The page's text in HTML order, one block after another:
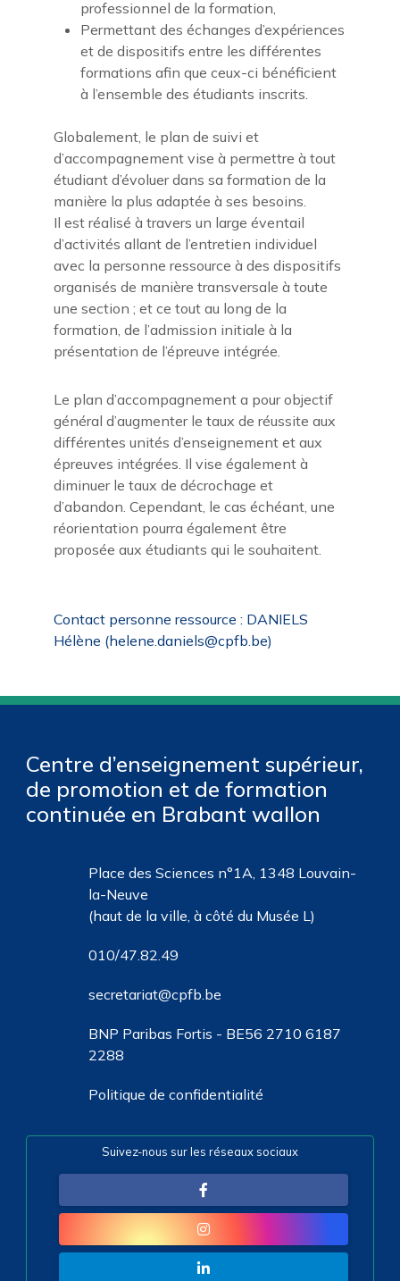
professionnel de la formation,
Permettant des échanges d’expériences
et de dispositifs entre les différentes
formations afin que ceux-ci bénéficient
à l’ensemble des étudiants inscrits.
Globalement, le plan de suivi et
d’accompagnement vise à permettre à tout
étudiant d’évoluer dans sa formation de la
manière la plus adaptée à ses besoins.
Il est réalisé à travers un large éventail
d’activités allant de l’entretien individuel
avec la personne ressource à des dispositifs
organisés de manière transversale à toute
une section ; et ce tout au long de la
formation, de l’admission initiale à la
présentation de l’épreuve intégrée.
Le plan d’accompagnement a pour objectif
général d’augmenter le taux de réussite aux
différentes unités d’enseignement et aux
épreuves intégrées. Il vise également à
diminuer le taux de décrochage et
d’abandon. Cependant, le cas échéant, une
réorientation pourra également être
proposée aux étudiants qui le souhaitent.
Contact personne ressource : DANIELS
Hélène (helene.daniels@cpfb.be)
Centre d’enseignement supérieur,
de promotion et de formation
continuée en Brabant wallon
Place des Sciences n°1A, 1348 Louvain-
la-Neuve
(haut de la ville, à côté du Musée L)
010/47.82.49
secretariat@cpfb.be
BNP Paribas Fortis - BE56 2710 6187
2288
Politique de confidentialité
Suivez-nous sur les réseaux sociaux